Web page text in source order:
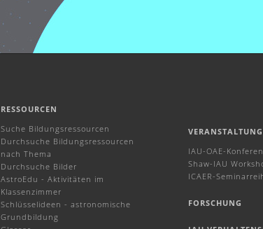
RESSOURCEN
Suche Bildungsressourcen
Durchsuche Bildungsressourcen
nach Thema
Durchsuche Bilder
AstroEdu - Aktivitäten im
Klassenzimmer
Schlüsselideen - astronomische
Grundbildung
IAU-OAE-
Shaw-IAU
ICAER-
FORSCHUNG